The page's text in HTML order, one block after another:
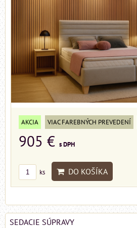
AKCIA VIAC FAREBNÝCH PREVEDENÍ
905 € s DPH
ks DO KOŠÍKA
SEDACIE SÚPRAVY